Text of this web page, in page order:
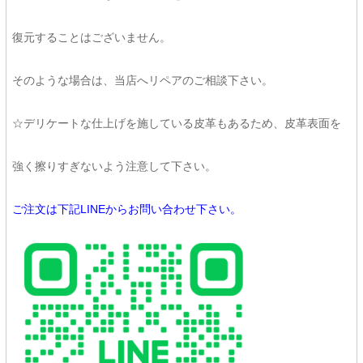
復元することはございません。
そのような場合は、当店へリペアのご相談下さい。
☆デリケートな仕上げを施している皮革もあるため、皮革表面を
強く擦りすぎないよう注意して下さい。
ご注文は下記LINEからお問い合わせ下さい。